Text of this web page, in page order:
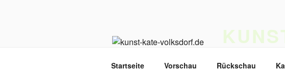
Startseite Vorschau Rückschau